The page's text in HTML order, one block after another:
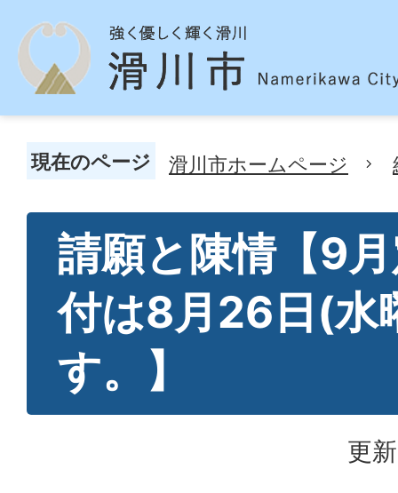
現在のページ 滑川市ホームページ
請願と陳情【9
付は8月26日(水
す。】
更